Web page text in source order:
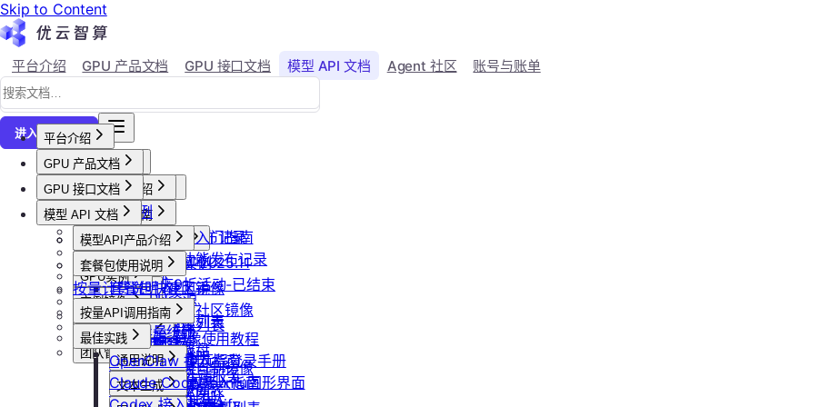
Skip to Content
平台介绍 GPU 产品文档 GPU 接口文档 模型 API 文档 Agent 社区 账号与账单
进入控制台↗
平台介绍
平台概述
平台介绍
加入社群
用户等级与推荐
会员等级
用户推荐
产品更新公告
GPU-新功能发布记录
模型API-新功能发布记录
活动及价格更新公告
双11夜间折扣-2025.11
2025国庆9折活动-已结束
GPU 产品文档
GPU产品介绍
功能概览
已上线卡型
可用区介绍
GPU操作指南
【新人必看】入门指南
镜像选择
创建实例
登录实例
本地数据上传
文件管理
制作私有镜像
调用公共模型库
GPU抢占式实例
GPU抢占式实例
发布社区镜像
如何发布社区镜像
更新已发布的社区镜像
计费与回收
计费概览
计费方式说明
到期或欠费说明
续费管理
回收规则
GPU最佳实践
Isaac系列镜像使用教程
Windows实例远程登录手册
通过VNC搭建Ubuntu图形界面
GPU 接口文档
API接口范例
CLI&Skills
常见错误码
GPU实例
创建GPU资源
获取实例资源列表
启动实例
关闭实例
删除实例
实例镜像
获取自制镜像列表
创建自制镜像
删除算力平台自制镜像
获取社区镜像列表
磁盘与云存储
创建并挂载云盘
删除云盘
卸载云盘
团队管理
创建团队
邀请成员加入团队
模型 API 文档
模型API产品介绍
模型API服务
套餐包使用说明
套餐包快速上手
套餐计费逻辑
套餐用量统计
客户端接入
OpenClaw 云端服务
按量计费说明
按量API调用指南
快速开始
通用说明
认证鉴权
文本生成
最佳实践
OpenClaw 接入指南
Claude Code 接入指南